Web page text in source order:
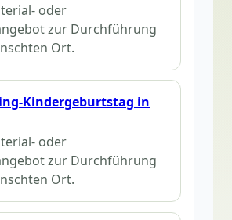
oder
zur Durchführung
Ort.
Kindergeburtstag in
oder
zur Durchführung
Ort.